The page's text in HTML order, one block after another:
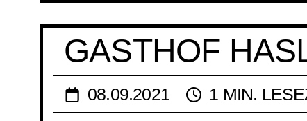
GASTHOF
08.09.2021 1 MIN.